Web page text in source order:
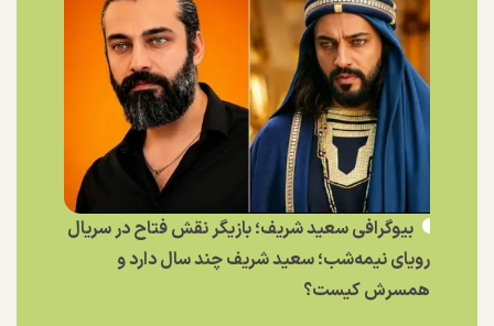
بیوگرافی سعید شریف؛ بازیگر نقش فتاح در سریال
رویای نیمه‌شب؛ سعید شریف چند سال دارد و
همسرش کیست؟